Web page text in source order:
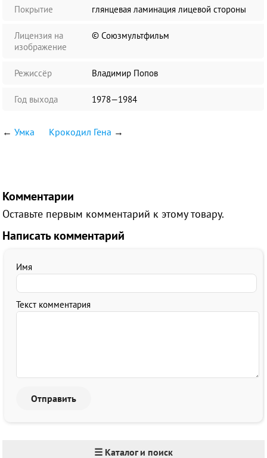
Покрытие глянцевая ламинация лицевой стороны
Лицензия на
изображение
© Союзмультфильм
Режиссёр Владимир Попов
Год выхода 1978—1984
←Умка Крокодил Гена →
Комментарии
Оставьте первым комментарий к этому товару.
Написать комментарий
Имя
Текст комментария
☰ Каталог и поиск